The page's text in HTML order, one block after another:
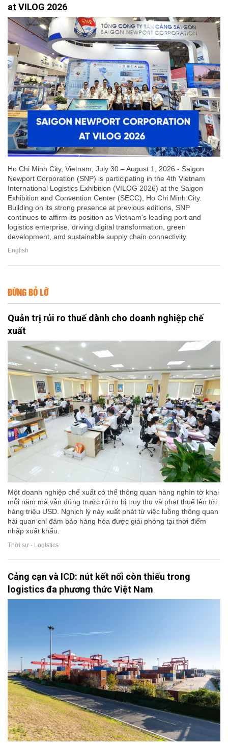
at VILOG 2026
Ho Chi Minh City, Vietnam, July 30 – August 1, 2026 - Saigon
Newport Corporation (SNP) is participating in the 4th Vietnam
International Logistics Exhibition (VILOG 2026) at the Saigon
Exhibition and Convention Center (SECC), Ho Chi Minh City.
Building on its strong presence at previous editions, SNP
continues to affirm its position as Vietnam's leading port and
logistics enterprise, driving digital transformation, green
development, and sustainable supply chain connectivity.
English
ĐỪNG BỎ LỠ
Quản trị rủi ro thuế dành cho doanh nghiệp chế
xuất
Một doanh nghiệp chế xuất có thể thông quan hàng nghìn tờ khai
mỗi năm mà vẫn đứng trước rủi ro bị truy thu và phạt thuế lên tới
hàng triệu USD. Nghịch lý này xuất phát từ việc luồng thông quan
hải quan chỉ đảm bảo hàng hóa được giải phóng tại thời điểm
nhập xuất khẩu.
Thời sự - Logistics
Cảng cạn và ICD: nút kết nối còn thiếu trong
logistics đa phương thức Việt Nam